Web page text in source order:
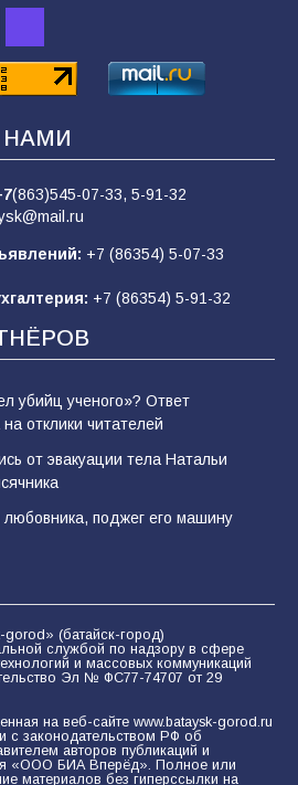
вброс
возьмёшь»: почему
мобилизации — это
(863)545-07-33, 5-91-32
+7 (86354) 5-07-33
+7 (86354) 5-91-32
убийц ученого»? Ответ
отклики читателей
от эвакуации тела Натальи
поджег его машину
gorod» (батайск-город)
службой по надзору в сфере
и массовых коммуникаций
Эл № ФС77-74707 от 29
на веб-сайте www.bataysk-gorod.ru
с законодательством РФ об
авторов публикаций и
«ООО БИА Вперёд». Полное или
материалов без гиперссылки на